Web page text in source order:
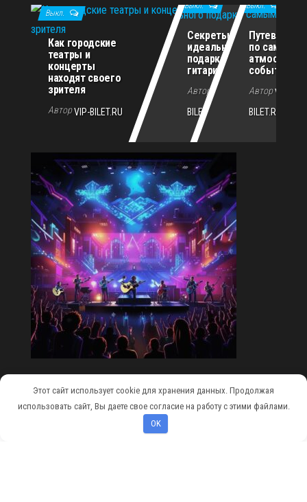
Выкл.
Как городские
театры и
концерты
находят своего
зрителя
АвторVIP-BILET.RU
Выкл.
Секреты
идеального
подарка для
гитариста
Автор VIP-
BILET.RU
Выкл.
по самым
событиям
АвторVIP-
BILET.RU
Сайт работает на WordPress Тема: Envo Magazine
Этот сайт использует cookie для хранения данных. Продолжая
использовать сайт, Вы даете свое согласие на работу с этими файлами.
OK